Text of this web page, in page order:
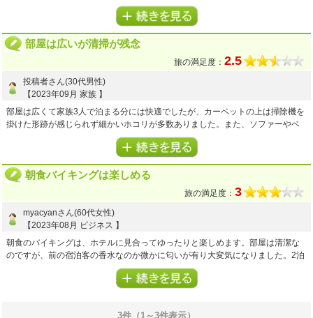
トイレのウォシュレット機能やお風呂のカランも他の部屋より新しいものにな
っていて使いやすく、アメニティも全て常備、入浴剤までありました。
テレビもとても大きなものでした。
今まで数回泊まったことがありますが、一番快適に過ごすことができました。
何よりもフロントの方の紳士的な対応が嬉しかったです。
是非また泊まらせていただきたいと思います。
プラン内容5点 接客・サービス
客室・アメニティ 5点 施設・設備3点
部屋は広いが清掃が残念
旅の満足度： 2.5
投稿者さん(30代男性)
【2023年09月 家族 】
部屋は広くて家族3人で泊まる分には快適でしたが、カーペットの上は掃除機を
掛けた形跡が感じられず細かいホコリが多数ありました。また、ソファーやベ
1泊数千円のホテルやらまだしもニューオータニホテルでこれは残念でした。
お風呂(温泉)3点
客室・アメニティ2点 施設・設備1点
朝食バイキングは楽しめる
旅の満足度： 3
myacyanさん(60代女性)
【2023年08月 ビジネス 】
朝食のバイキングは、ホテルに見合ってゆったりと楽しめます。部屋は清潔な
のですが、前の宿泊客の香水なのか微かに匂いが有り大変気になりました。2泊
しましたが、最後まで消えませんでした。匂いに敏感な方には余りお勧め出来
接客・サービス 点 お風呂(温泉)
3件（1～3件表示）